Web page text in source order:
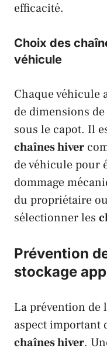
efficacité.
Choix des
véhicule
Chaque véhicule
de dimensions
sous le capot. Il
chaînes hiver
de véhicule pour
dommage
du propriétaire
sélectionner les
Prévention
stockage
La prévention de
aspect important
chaînes hiver.